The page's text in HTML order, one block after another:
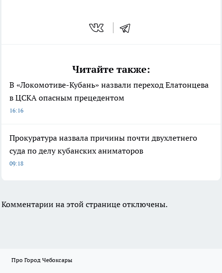
Читайте также:
В «Локомотиве-Кубань» назвали переход Елатонцева
в ЦСКА опасным прецедентом
16:16
Прокуратура назвала причины почти двухлетнего
суда по делу кубанских аниматоров
09:18
Комментарии на этой странице отключены.
Про Город Чебоксары